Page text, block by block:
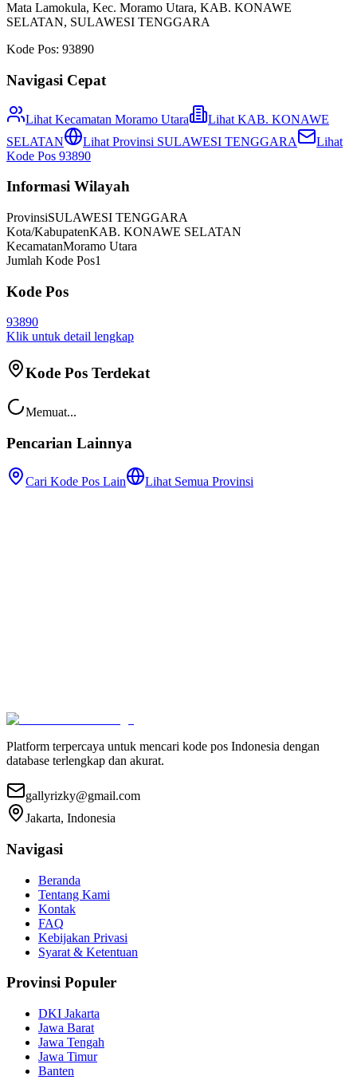
Mata Lamokula, Kec. Moramo Utara, KAB. KONAWE
SELATAN, SULAWESI TENGGARA
Kode Pos: 93890
Navigasi Cepat
Lihat Kecamatan Moramo Utara Lihat KAB. KONAWE
SELATAN
Lihat Provinsi SULAWESI TENGGARA
Lihat
Kode Pos 93890
Informasi Wilayah
ProvinsiSULAWESI TENGGARA
Kota/KabupatenKAB. KONAWE SELATAN
KecamatanMoramo Utara
Jumlah Kode Pos1
Kode Pos
93890
Klik untuk detail lengkap
Kode Pos Terdekat
Memuat...
Pencarian Lainnya
Cari Kode Pos Lain Lihat Semua Provinsi
Platform terpercaya untuk mencari kode pos Indonesia dengan
database terlengkap dan akurat.
gallyrizky@gmail.com
Jakarta, Indonesia
Navigasi
Beranda
Tentang Kami
Kontak
FAQ
Kebijakan Privasi
Syarat & Ketentuan
Provinsi Populer
DKI Jakarta
Jawa Barat
Jawa Tengah
Jawa Timur
Banten